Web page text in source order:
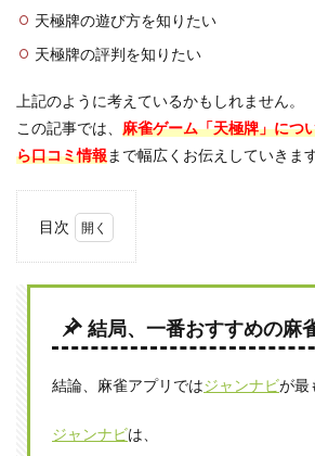
天極牌の遊び方を知りたい
天極牌の評判を知りたい
上記のように考えているかもしれません。
この記事では、 麻雀ゲーム「天極牌」につ
ら口コミ情報まで幅広くお伝えしていきます
目次
1.1
ライ
もオ
結局、一番おすすめの麻
結論、麻雀アプリではジャンナビが最
ジャンナビは、